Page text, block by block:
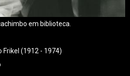
em biblioteca.
Frikel (1912 - 1974)